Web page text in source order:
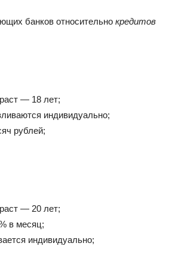
банков относительно кредитов
— 18 лет;
индивидуально;
рублей;
— 20 лет;
в месяц;
индивидуально;